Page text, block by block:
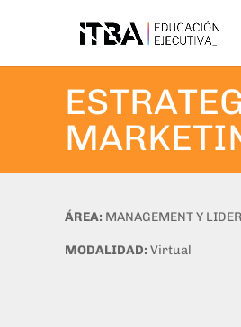
ÁREA: MANAGEMENT Y
MODALIDAD: Virtual